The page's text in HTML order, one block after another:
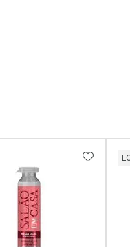
FAVORITOS